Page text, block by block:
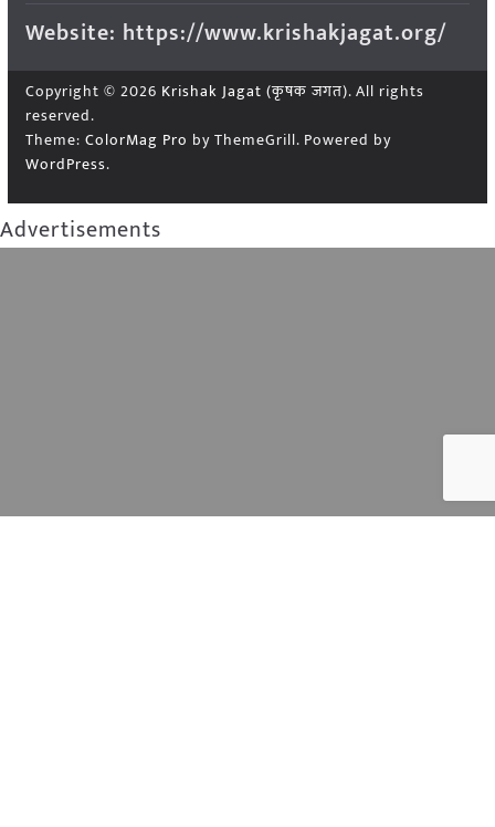
Website: https://www.krishakjagat.org/
Copyright © 2026 Krishak Jagat (कृषक जगत). All rights
reserved.
Theme: ColorMag Pro by ThemeGrill. Powered by
WordPress.
Advertisements